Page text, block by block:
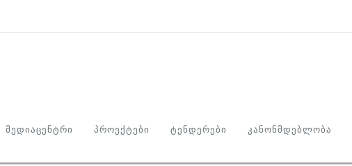
ᲛᲔᲓᲘᲐᲪᲔᲜᲢᲠᲘ ᲞᲠᲝᲔᲥᲢᲔᲑᲘ ᲢᲔᲜᲓᲔᲠᲔᲑᲘ ᲙᲐᲜᲝᲜᲛᲓᲔᲑᲚᲝᲑᲐ